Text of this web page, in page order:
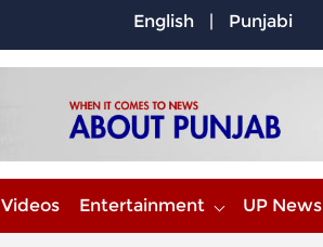
English | Punjabi
Videos Entertainment UP News